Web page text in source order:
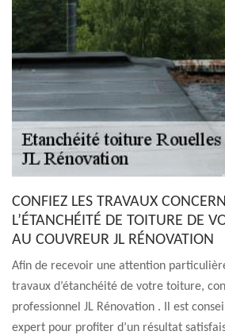
CONFIEZ LES TRAVAUX
L’ÉTANCHÉITÉ DE TOITURE DE
AU COUVREUR JL RÉNOVATION
Afin de recevoir une attention
travaux d’étanchéité de votre toiture,
professionnel JL Rénovation . Il est
expert pour profiter d’un résultat